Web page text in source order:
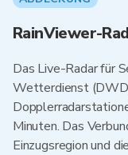
RainViewer-
Das Live-Radar für
Wetterdienst
Minuten. Das
Einzugsregion und